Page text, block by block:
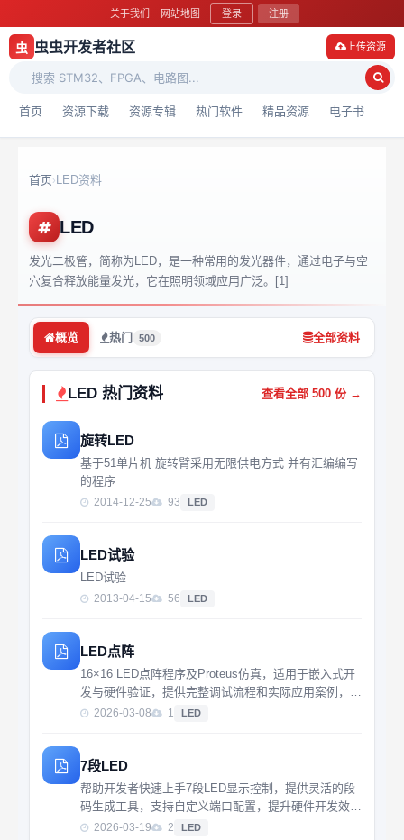
关于我们 网站地图 登录 注册
虫 虫虫开发者社区
首页 资源下载 资源专辑 热门软件 精品资源 电子书
上传资源
首页› LED资料
LED
发光二极管，简称为LED，是一种常用的发光器件，通过电子与空
穴复合释放能量发光，它在照明领域应用广泛。[1]
概览 热门 500 全部资料
LED 热门资料 查看全部 500 份 →
旋转LED
基于51单片机 旋转臂采用无限供电方式 并有汇编编写
的程序
2014-12-25 93 LED
LED试验
LED试验
2013-04-15 56 LED
LED点阵
16×16 LED点阵程序及Proteus仿真，适用于嵌入式开
发与硬件验证，提供完整调试流程和实际应用案例，工
程师可快速上手实现动态显示效果。
2026-03-08 1 LED
7段LED
帮助开发者快速上手7段LED显示控制，提供灵活的段
码生成工具，支持自定义端口配置，提升硬件开发效
率。2026-03-19 2 LED